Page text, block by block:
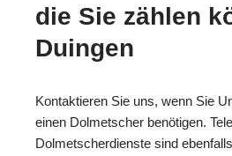
die Sie zählen
Duingen
Kontaktieren Sie uns, wenn Sie
einen Dolmetscher benötigen.
Dolmetscherdienste sind